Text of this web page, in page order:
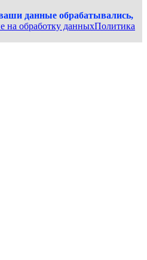
данные обрабатывались,
на обработку данныхПолитика